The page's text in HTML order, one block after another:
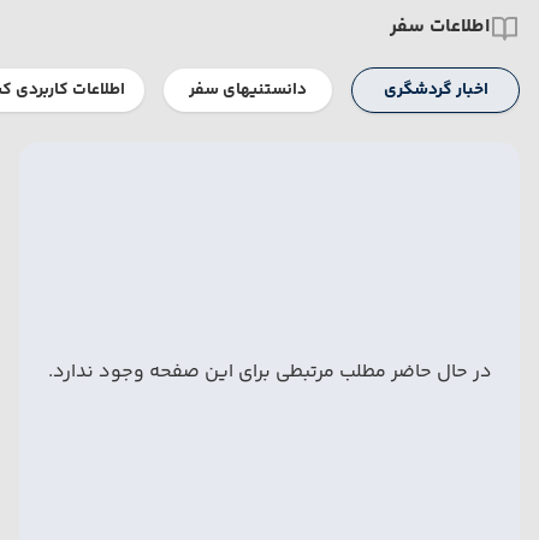
اطلاعات سفر
اخبار گردشگری دانستنیهای سفر اطلاعات کاربردی
در حال حاضر مطلب مرتبطی برای این صفحه وجود ندارد.